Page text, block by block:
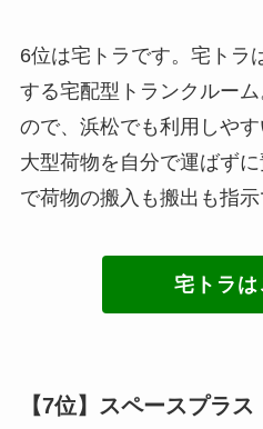
6位は宅トラです。宅トラ
する宅配型トランクルー
ので、浜松でも利用しや
大型荷物を自分で運ばず
で荷物の搬入も搬出も指示
宅トラは
【7位】スペースプラス